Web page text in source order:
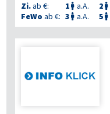
Zi.ab €: 1  a.A. 2 
FeWo ab €: 3  a.A. 5 